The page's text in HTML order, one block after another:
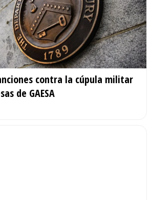
contra la cúpula militar
de GAESA